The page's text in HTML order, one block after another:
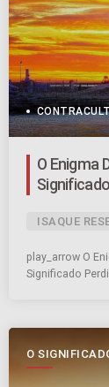
O Enigma
ISAQUE
play_arrow O
Significado
O
SÉTIMO DIA